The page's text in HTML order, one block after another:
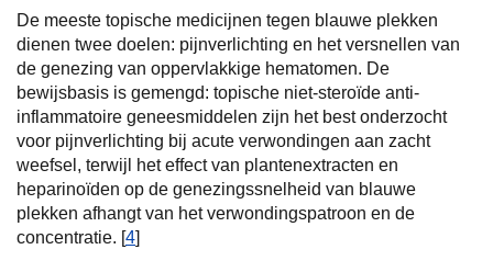
De meeste topische medicijnen tegen blauwe plekken
dienen twee doelen: pijnverlichting en het versnellen van
de genezing van oppervlakkige hematomen. De
bewijsbasis is gemengd: topische niet-steroïde anti-
inflammatoire geneesmiddelen zijn het best onderzocht
voor pijnverlichting bij acute verwondingen aan zacht
weefsel, terwijl het effect van plantenextracten en
heparinoïden op de genezingssnelheid van blauwe
plekken afhangt van het verwondingspatroon en de
concentratie. [4]